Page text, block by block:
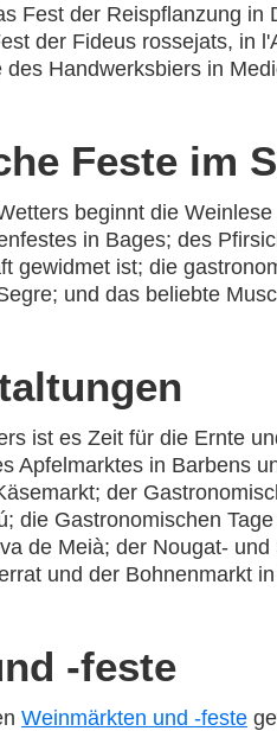
Fest der Reispflanzung
der Fideus rossejats, in
Handwerksbiers in
Feste im
beginnt die
in Bages; des
gewidmet ist; die
und das beliebte
ist es Zeit für die Ernte
Apfelmarktes in Barbens
der
die Gastronomischen
de Meià; der Nougat-
und der Bohnenmarkt
-feste
Weinmärkten und -feste